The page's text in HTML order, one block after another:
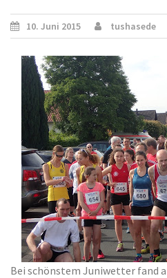
10. Juni 2015 tushasede
Bei schönstem Juniwetter fand